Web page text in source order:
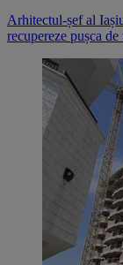
Arhitectul-șef al
recupereze pușca de